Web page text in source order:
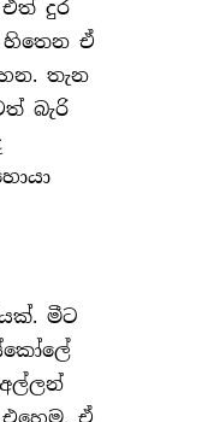
දුර
ඒ
තැන
බැරි
මීට